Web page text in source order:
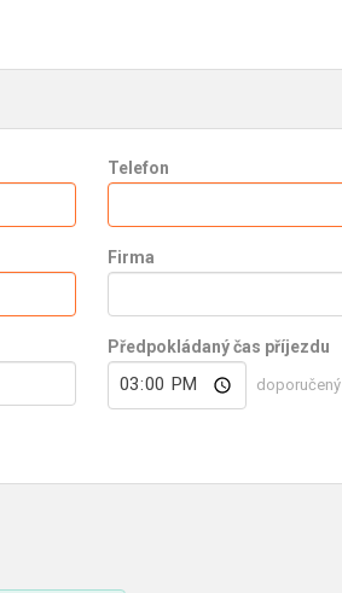
Telefon
Firma
Předpokládaný čas příjezdu
doporučený